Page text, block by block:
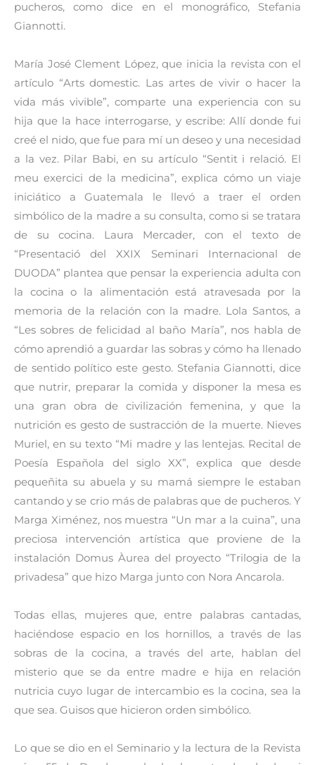
pucheros, como dice en el monográfico, Stefania
Giannotti.
María José Clement López, que inicia la revista con el
artículo “Arts domestic. Las artes de vivir o hacer la
vida más vivible”, comparte una experiencia con su
hija que la hace interrogarse, y escribe: Allí donde fui
creé el nido, que fue para mí un deseo y una necesidad
a la vez. Pilar Babi, en su artículo “Sentit i relació. El
meu exercici de la medicina”, explica cómo un viaje
iniciático a Guatemala le llevó a traer el orden
simbólico de la madre a su consulta, como si se tratara
de su cocina. Laura Mercader, con el texto de
“Presentació del XXIX Seminari Internacional de
DUODA” plantea que pensar la experiencia adulta con
la cocina o la alimentación está atravesada por la
memoria de la relación con la madre. Lola Santos, a
“Les sobres de felicidad al baño María”, nos habla de
cómo aprendió a guardar las sobras y cómo ha llenado
de sentido político este gesto. Stefania Giannotti, dice
que nutrir, preparar la comida y disponer la mesa es
una gran obra de civilización femenina, y que la
nutrición es gesto de sustracción de la muerte. Nieves
Muriel, en su texto “Mi madre y las lentejas. Recital de
Poesía Española del siglo XX”, explica que desde
pequeñita su abuela y su mamá siempre le estaban
cantando y se crio más de palabras que de pucheros. Y
Marga Ximénez, nos muestra “Un mar a la cuina”, una
preciosa intervención artística que proviene de la
instalación Domus Àurea del proyecto “Trilogia de la
privadesa” que hizo Marga junto con Nora Ancarola.
Todas ellas, mujeres que, entre palabras cantadas,
haciéndose espacio en los hornillos, a través de las
sobras de la cocina, a través del arte, hablan del
misterio que se da entre madre e hija en relación
nutricia cuyo lugar de intercambio es la cocina, sea la
que sea. Guisos que hicieron orden simbólico.
Lo que se dio en el Seminario y la lectura de la Revista